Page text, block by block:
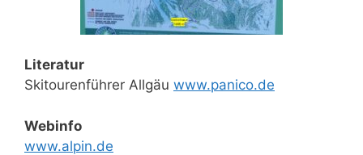
Literatur
Skitourenführer Allgäu www.panico.de
Webinfo
www.alpin.de